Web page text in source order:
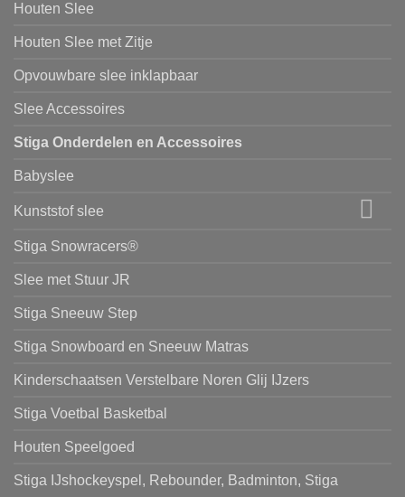
Houten Slee
Houten Slee met Zitje
Opvouwbare slee inklapbaar
Slee Accessoires
Stiga Onderdelen en Accessoires
Babyslee
Kunststof slee
Stiga Snowracers®
Slee met Stuur JR
Stiga Sneeuw Step
Stiga Snowboard en Sneeuw Matras
Kinderschaatsen Verstelbare Noren Glij IJzers
Stiga Voetbal Basketbal
Houten Speelgoed
Stiga IJshockeyspel, Rebounder, Badminton, Stiga